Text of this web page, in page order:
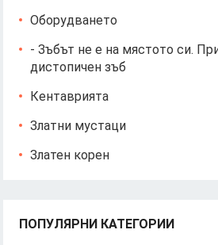
Оборудването
- Зъбът не е на мястото си.
дистопичен зъб
Кентаврията
Златни мустаци
Златен корен
ПОПУЛЯРНИ КАТЕГОРИИ